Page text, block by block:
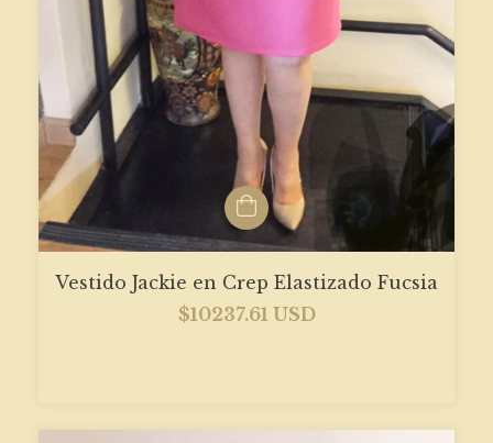
Vestido Jackie en Crep Elastizado Fucsia
$10237.61 USD